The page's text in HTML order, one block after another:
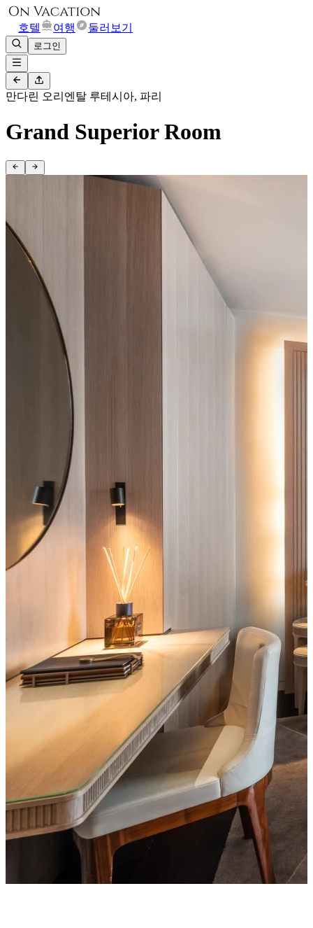
호텔 여행 둘러보기
로그인
만다린 오리엔탈 루테시아, 파리
Grand Superior Room